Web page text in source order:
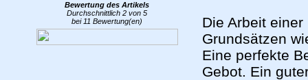
Bewertung des Artikels
Durchschnittlich 2 von 5
bei 11 Bewertung(en)
Die Arbeit
Grundsätzen
Eine perfekte
Gebot. Ein